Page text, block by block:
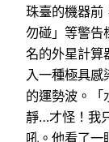
珠臺的機器前
勿碰」等警告
名的外星計算
入一種極具感
的運勢波。「
靜…才怪！我
吼。他看了一